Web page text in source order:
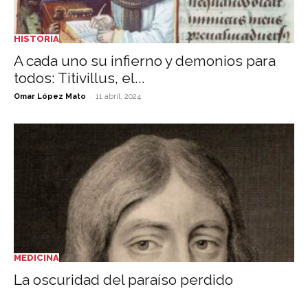
HISTORIA
A cada uno su infierno y demonios para
todos: Titivillus, el...
Omar López Mato - 11 abril, 2024
MEDICINA
La oscuridad del paraíso perdido